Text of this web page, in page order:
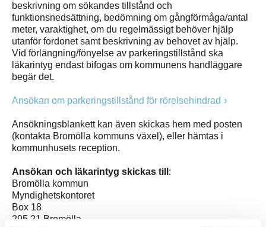
beskrivning om sökandes tillstånd och
funktionsnedsättning, bedömning om gångförmåga/antal
meter, varaktighet, om du regelmässigt behöver hjälp
utanför fordonet samt beskrivning av behovet av hjälp.
Vid förlängning/fönyelse av parkeringstillstånd ska
läkarintyg endast bifogas om kommunens handläggare
begär det.
Ansökan om parkeringstillstånd för rörelsehindrad
Ansökningsblankett kan även skickas hem med posten
(kontakta Bromölla kommuns växel), eller hämtas i
kommunhusets reception.
Ansökan och läkarintyg skickas till :
Bromölla kommun
Myndighetskontoret
Box 18
295 21 Bromölla